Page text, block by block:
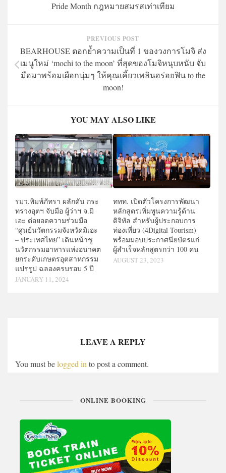
Pride Month กฎหมายสมรสเท่าเทียม
PREVIOUS POST
BEARHOUSE ตอกย้ำความเป็นที่ 1 ของวงการโมจิ ส่ง
เมนูใหม่ ‘mochi to the moon’ ที่สุดของโมจิหนุบหนับ จับ
มือมาพร้อมเผือกนุ่มๆ ให้คุณเคี้ยวเพลินอร่อยฟิน to the
moon!
YOU MAY ALSO LIKE
รมว.พิมพ์ภัทรา ผลักดัน กระ
ทรวงอุตฯ จับมือ ผู้ว่าฯ จ.มิ
เอะ ต่อยอดความร่วมมือ
“ศูนย์นวัตกรรมจังหวัดมิเอะ
– ประเทศไทย” เดินหน้าชู
นวัตกรรมอาหารแห่งอนาคต
ยกระดับเกษตรอุตสาหกรรม
แปรรูป ฉลองครบรอบ 5 ปี
JANUARY 11, 2024
ททท. เปิดตัวโครงการพัฒนา
หลักสูตรเพิ่มพูนความรู้ด้าน
ดิจิทัล สำหรับผู้ประกอบการ
ท่องเที่ยว (4Digital Tourism)
พร้อมมอบประกาศนียบัตรแก่
ผู้สำเร็จหลักสูตรกว่า 100 คน
AUGUST 23, 2023
LEAVE A REPLY
You must belogged into post a comment.
ONLINE BOOKING